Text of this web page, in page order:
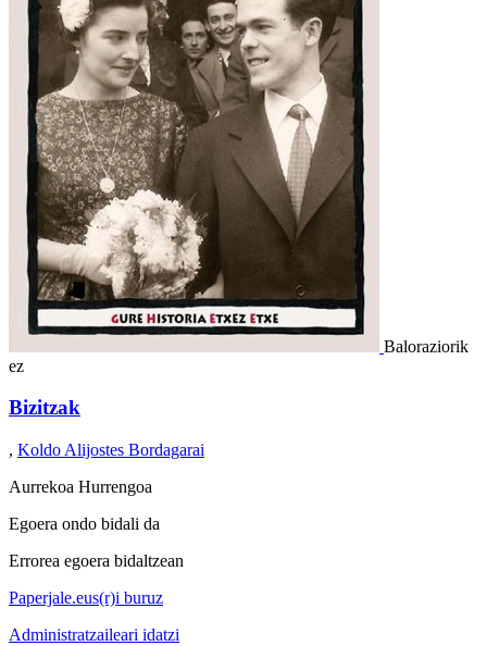
Baloraziorik
ez
Bizitzak
, Koldo Alijostes Bordagarai
Aurrekoa Hurrengoa
Egoera ondo bidali da
Errorea egoera bidaltzean
Paperjale.eus(r)i buruz
Administratzaileari idatzi